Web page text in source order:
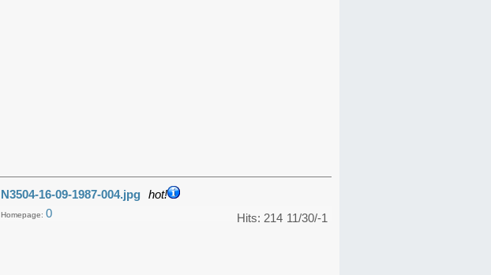
N3504-16-09-1987-004.jpg hot!
11/30/-1
Hits: 214
Homepage: 0